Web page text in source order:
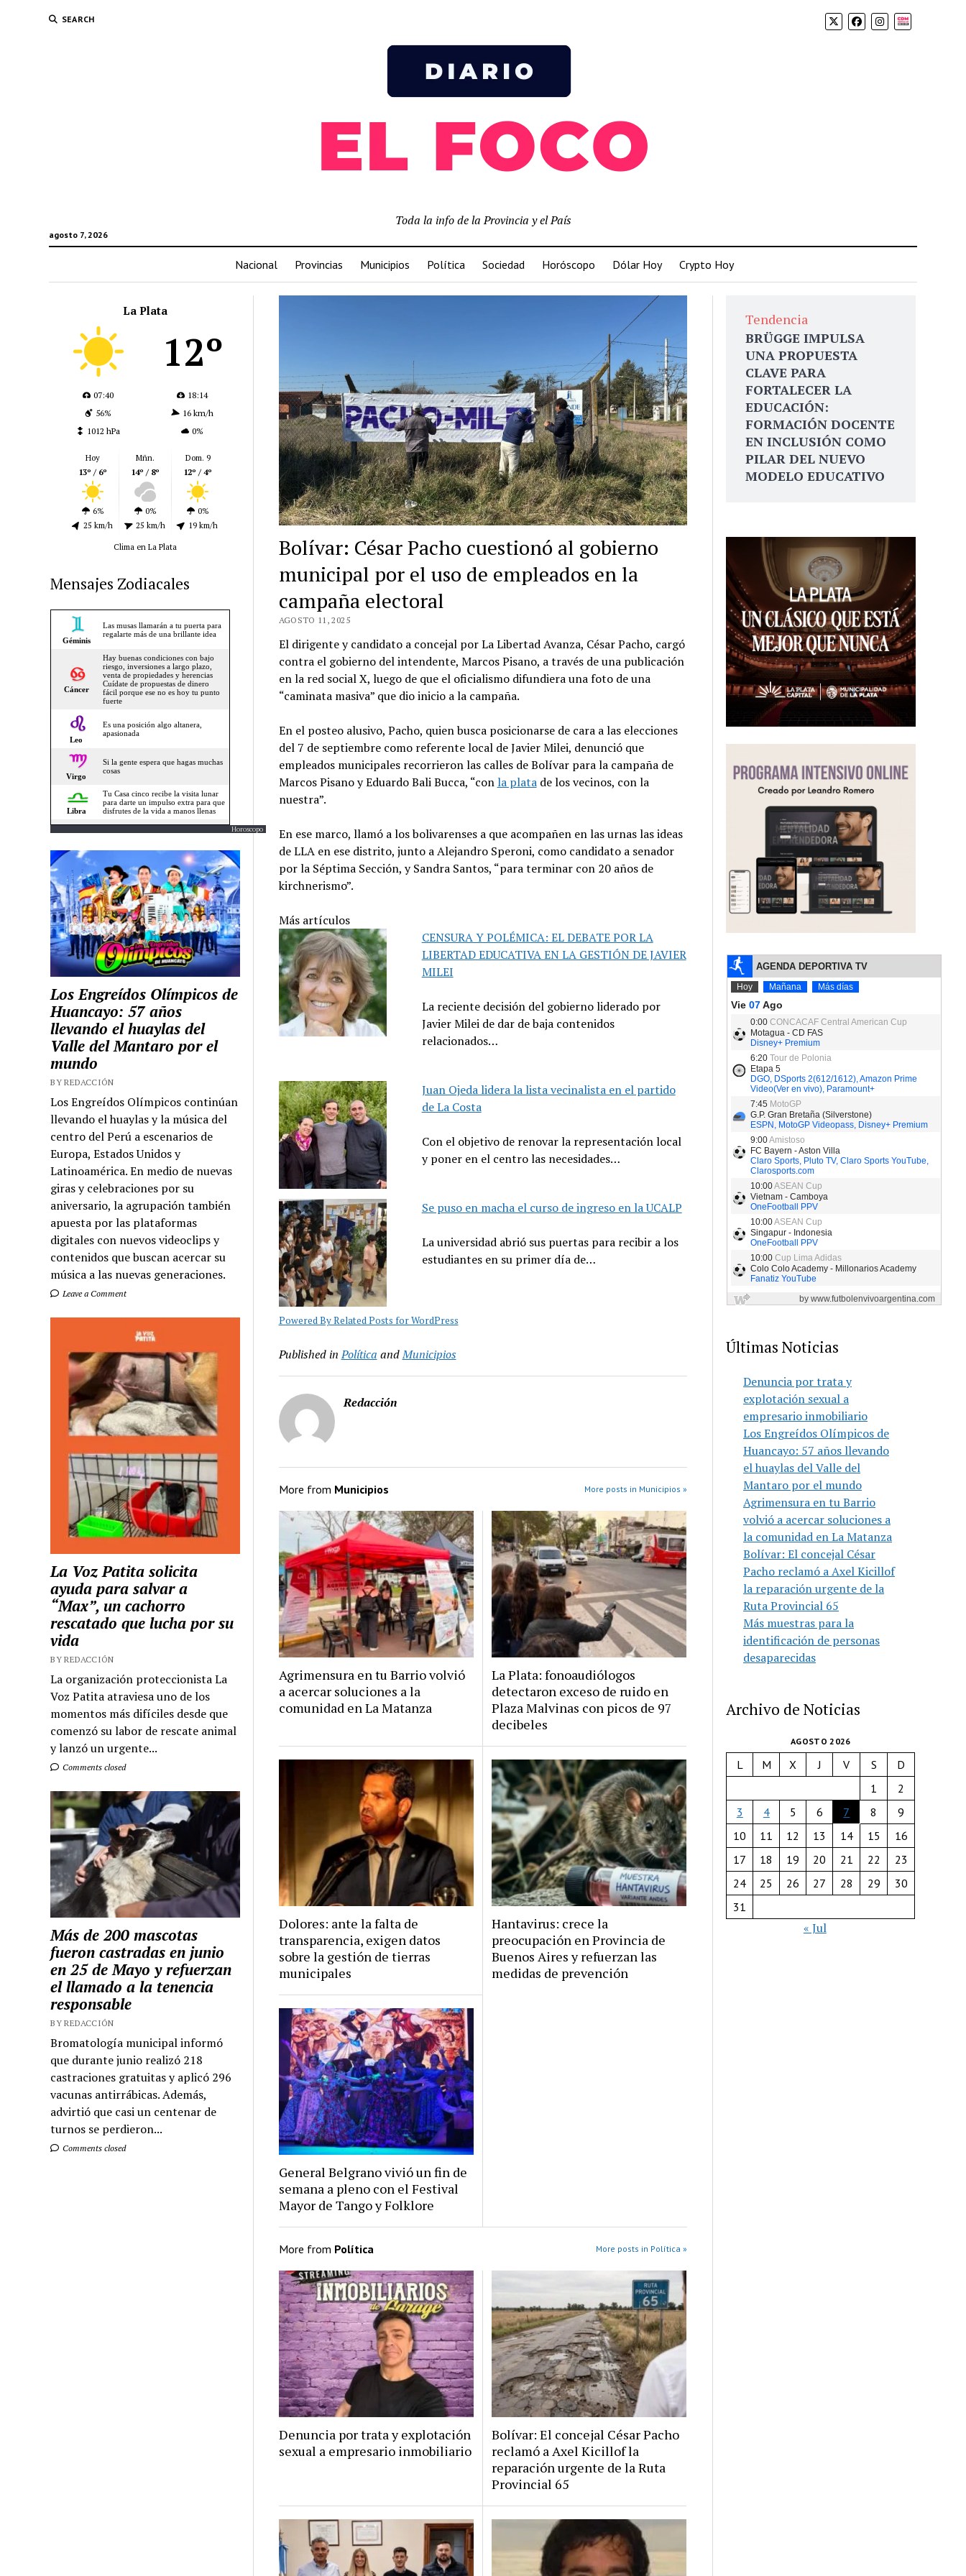
SEARCH Biolink
agosto 7, 2026
Toda la info de la Provincia y el País
Nacional Provincias Municipios Política Sociedad Horóscopo Dólar Hoy Crypto Hoy
La Plata
12º
07:40
18:14
56%
16 km/h
1012 hPa
0%
Hoy
13º / 6º
6%
25 km/h
Mñn.
14º / 8º
0%
25 km/h
Dom. 9
12º / 4º
0%
19 km/h
Clima en La Plata
Mensajes Zodiacales
Horoscopo
Los Engreídos Olímpicos de
Huancayo: 57 años
llevando el huaylas del
Valle del Mantaro por el
mundo
BY REDACCIÓN
Los Engreídos Olímpicos continúan
llevando el huaylas y la música del
centro del Perú a escenarios de
Europa, Estados Unidos y
Latinoamérica. En medio de nuevas
giras y celebraciones por su
aniversario, la agrupación también
apuesta por las plataformas
digitales con nuevos videoclips y
contenidos que buscan acercar su
música a las nuevas generaciones.
Leave a Comment
La Voz Patita solicita
ayuda para salvar a
“Max”, un cachorro
rescatado que lucha por su
vida
BY REDACCIÓN
La organización proteccionista La
Voz Patita atraviesa uno de los
momentos más difíciles desde que
comenzó su labor de rescate animal
y lanzó un urgente...
Comments closed
Más de 200 mascotas
fueron castradas en junio
en 25 de Mayo y refuerzan
el llamado a la tenencia
responsable
BY REDACCIÓN
Bromatología municipal informó
que durante junio realizó 218
castraciones gratuitas y aplicó 296
vacunas antirrábicas. Además,
advirtió que casi un centenar de
turnos se perdieron...
Comments closed
Bolívar: César Pacho cuestionó al gobierno
municipal por el uso de empleados en la
campaña electoral
AGOSTO 11, 2025
El dirigente y candidato a concejal por La Libertad Avanza, César Pacho, cargó
contra el gobierno del intendente, Marcos Pisano, a través de una publicación
en la red social X, luego de que el oficialismo difundiera una foto de una
“caminata masiva” que dio inicio a la campaña.
En el posteo alusivo, Pacho, quien busca posicionarse de cara a las elecciones
del 7 de septiembre como referente local de Javier Milei, denunció que
empleados municipales recorrieron las calles de Bolívar para la campaña de
Marcos Pisano y Eduardo Bali Bucca, “con la platade los vecinos, con la
nuestra”.
En ese marco, llamó a los bolivarenses a que acompañen en las urnas las ideas
de LLA en ese distrito, junto a Alejandro Speroni, como candidato a senador
por la Séptima Sección, y Sandra Santos, “para terminar con 20 años de
kirchnerismo”.
Más artículos
CENSURA Y POLÉMICA: EL DEBATE POR LA
LIBERTAD EDUCATIVA EN LA GESTIÓN DE JAVIER
MILEI
La reciente decisión del gobierno liderado por
Javier Milei de dar de baja contenidos
relacionados…
Juan Ojeda lidera la lista vecinalista en el partido
de La Costa
Con el objetivo de renovar la representación local
y poner en el centro las necesidades…
Se puso en macha el curso de ingreso en la UCALP
La universidad abrió sus puertas para recibir a los
estudiantes en su primer día de…
Powered By Related Posts for WordPress
Published in Política andMunicipios
Redacción
More from Municipios More posts in Municipios »
Agrimensura en tu Barrio volvió
a acercar soluciones a la
comunidad en La Matanza
La Plata: fonoaudiólogos
detectaron exceso de ruido en
Plaza Malvinas con picos de 97
decibeles
Dolores: ante la falta de
transparencia, exigen datos
sobre la gestión de tierras
municipales
Hantavirus: crece la
preocupación en Provincia de
Buenos Aires y refuerzan las
medidas de prevención
General Belgrano vivió un fin de
semana a pleno con el Festival
Mayor de Tango y Folklore
More from Política More posts in Política »
Denuncia por trata y explotación
sexual a empresario inmobiliario
Bolívar: El concejal César Pacho
reclamó a Axel Kicillof la
reparación urgente de la Ruta
Provincial 65
Tendencia
BRÜGGE IMPULSA
UNA PROPUESTA
CLAVE PARA
FORTALECER LA
EDUCACIÓN:
FORMACIÓN DOCENTE
EN INCLUSIÓN COMO
PILAR DEL NUEVO
MODELO EDUCATIVO
Últimas Noticias
Denuncia por trata y
explotación sexual a
empresario inmobiliario
Los Engreídos Olímpicos de
Huancayo: 57 años llevando
el huaylas del Valle del
Mantaro por el mundo
Agrimensura en tu Barrio
volvió a acercar soluciones a
la comunidad en La Matanza
Bolívar: El concejal César
Pacho reclamó a Axel Kicillof
la reparación urgente de la
Ruta Provincial 65
Más muestras para la
identificación de personas
desaparecidas
Archivo de Noticias
AGOSTO 2026
L M X J V S
D
1
2
3
4 5 6 7 8
9
10
11 12 13 14 15
16
17
18 19 20 21 22
23
24
25 26 27 28 29
30
31
« Jul